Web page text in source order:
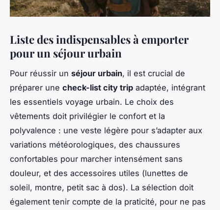
Liste des indispensables à emporter
pour un séjour urbain
Pour réussir un séjour urbain, il est crucial de
préparer une check-list city trip adaptée, intégrant
les essentiels voyage urbain. Le choix des
vêtements doit privilégier le confort et la
polyvalence : une veste légère pour s’adapter aux
variations météorologiques, des chaussures
confortables pour marcher intensément sans
douleur, et des accessoires utiles (lunettes de
soleil, montre, petit sac à dos). La sélection doit
également tenir compte de la praticité, pour ne pas